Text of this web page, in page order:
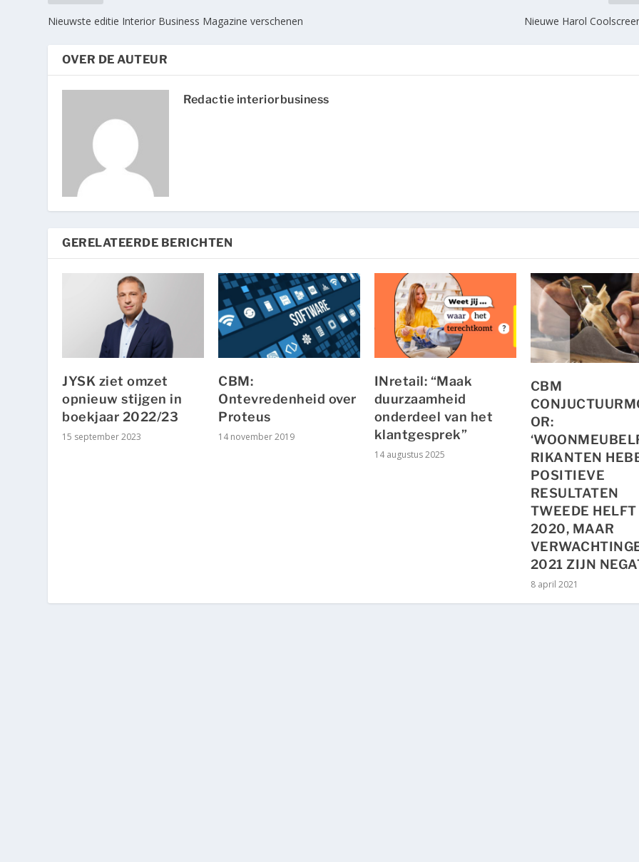
Nieuwste editie Interior Business Magazine verschenen Nieuwe Harol
OVER DE AUTEUR
Redactie interiorbusiness
GERELATEERDE BERICHTEN
JYSK ziet omzet
opnieuw stijgen in
boekjaar 2022/23
15 september 2023
CBM:
Ontevredenheid over
Proteus
14 november 2019
INretail: “Maak
duurzaamheid
onderdeel van het
klantgesprek”
14 augustus 2025
CBM
OR:
RIKANTEN
POSITIEVE
RESULTATEN
TWEEDE HELFT
2020, MAAR
2021 ZIJN
8 april 2021